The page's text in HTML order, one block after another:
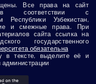
Все права на сайт
в соответствии с
Республики Узбекистан,
и смежные права. При
сайта ссылка на
государственного
обязательна
в тексте, выделите её и